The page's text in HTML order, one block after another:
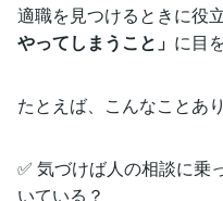
適職を見つけるときに役立
やってしまうこと」 に目
たとえば、こんなことあ
✅ 気づけば人の相談に
いている？